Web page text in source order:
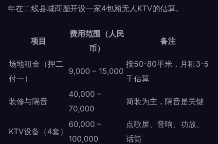
年在二线县城商圈开设一家4包厢无人KTV的估算。
项目
费用范围（人民
币）
备注
场地租金（押二
付一）
9,000 – 15,000
按50-80平米，月租3-5
千估算
装修与隔音
40,000 –
70,000
简装为主，隔音是关键
KTV设备（4套）
60,000 –
100,000
点歌屏、音响、功放、
话筒